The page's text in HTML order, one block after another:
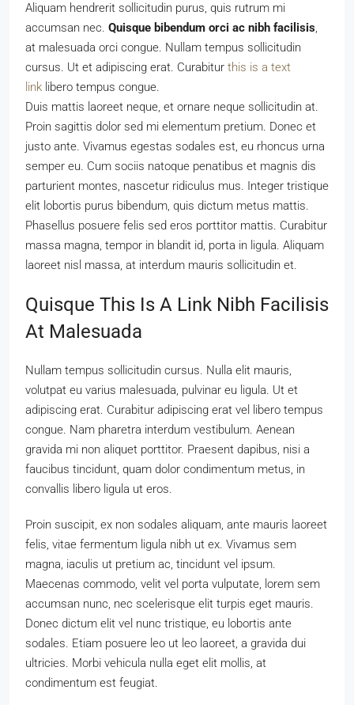
Aliquam hendrerit sollicitudin purus, quis rutrum mi
accumsan nec. Quisque bibendum orci ac nibh facilisis,
at malesuada orci congue. Nullam tempus sollicitudin
cursus. Ut et adipiscing erat. Curabitur this is a text
link libero tempus congue.
Duis mattis laoreet neque, et ornare neque sollicitudin at.
Proin sagittis dolor sed mi elementum pretium. Donec et
justo ante. Vivamus egestas sodales est, eu rhoncus urna
semper eu. Cum sociis natoque penatibus et magnis dis
parturient montes, nascetur ridiculus mus. Integer tristique
elit lobortis purus bibendum, quis dictum metus mattis.
Phasellus posuere felis sed eros porttitor mattis. Curabitur
massa magna, tempor in blandit id, porta in ligula. Aliquam
laoreet nisl massa, at interdum mauris sollicitudin et.
Quisque This Is A Link Nibh Facilisis
At Malesuada
Nullam tempus sollicitudin cursus. Nulla elit mauris,
volutpat eu varius malesuada, pulvinar eu ligula. Ut et
adipiscing erat. Curabitur adipiscing erat vel libero tempus
congue. Nam pharetra interdum vestibulum. Aenean
gravida mi non aliquet porttitor. Praesent dapibus, nisi a
faucibus tincidunt, quam dolor condimentum metus, in
convallis libero ligula ut eros.
Proin suscipit, ex non sodales aliquam, ante mauris laoreet
felis, vitae fermentum ligula nibh ut ex. Vivamus sem
magna, iaculis ut pretium ac, tincidunt vel ipsum.
Maecenas commodo, velit vel porta vulputate, lorem sem
accumsan nunc, nec scelerisque elit turpis eget mauris.
Donec dictum elit vel nunc tristique, eu lobortis ante
sodales. Etiam posuere leo ut leo laoreet, a gravida dui
ultricies. Morbi vehicula nulla eget elit mollis, at
condimentum est feugiat.